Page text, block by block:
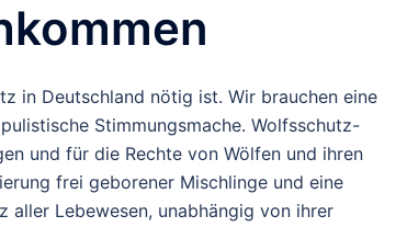
in Deutschland nötig ist. Wir brauchen eine
Stimmungsmache. Wolfsschutz-
und für die Rechte von Wölfen und ihren
frei geborener Mischlinge und eine
aller Lebewesen, unabhängig von ihrer